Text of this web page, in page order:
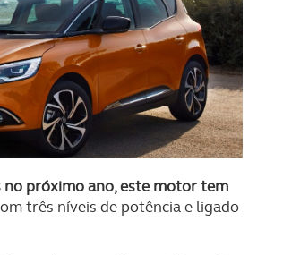
no próximo ano, este motor tem
três níveis de potência e ligado